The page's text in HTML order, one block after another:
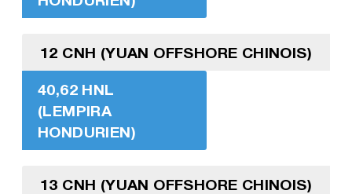
12 CNH (YUAN OFFSHORE CHINOIS)
40,62 HNL
(LEMPIRA
HONDURIEN)
13 CNH (YUAN OFFSHORE CHINOIS)